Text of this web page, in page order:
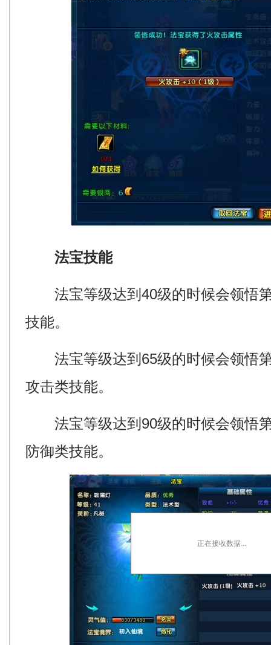
法宝技能
法宝等级达到40级的时候会领悟
技能。
法宝等级达到65级的时候会领悟
攻击类技能。
法宝等级达到90级的时候会领悟
防御类技能。
正在接收数据...